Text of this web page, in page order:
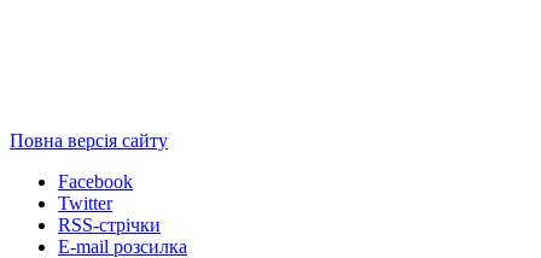
Повна версія сайту
Facebook
Twitter
RSS-стрічки
E-mail розсилка